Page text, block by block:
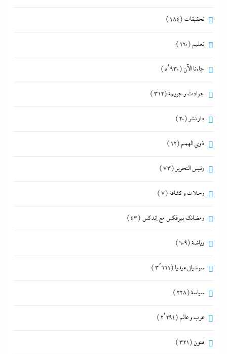
تحقيقات (184)
تعليم (160)
جاءنا الآن (5٬930)
حوادث و جريمة(312)
دار نشر (20)
ذوى الهمم (12)
رئيس التحرير (73)
رحلات و كشافة(7)
رمضانك بيرفكس مع إندكس (43)
رياضة(609)
سوشيال ميديا (3٬661)
سياسة(228)
عرب و عالم (2٬294)
فنون (321)